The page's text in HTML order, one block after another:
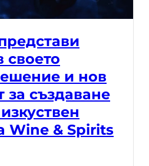
своето
и нов
за създаване
Wine & Spirits